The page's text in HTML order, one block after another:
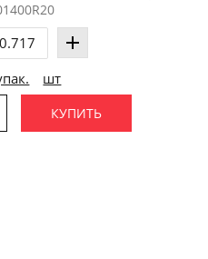
шт
КУПИТЬ